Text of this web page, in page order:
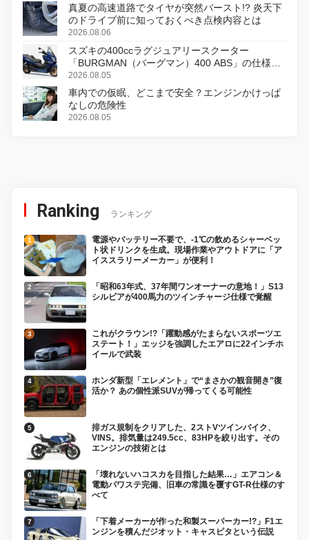
真夏の高速道路でタイヤが突然バースト!? 炎天下
のドライブ前に知っておくべき点検内容とは
2026.08.06
スズキの400ccラグジュアリースクーター
「BURGMAN（バーグマン）400 ABS」の仕様を
変更し、8月18日に発売
2026.08.05
車内での仮眠、どこまで安全？エンジンかけっぱ
なしの危険性
2026.08.05
Ranking ランキング
電源やバッテリー不要で、-1℃の飲めるシャーベッ
ト状ドリンクを生成。現場作業やアウトドアに「ア
イススラリーメーカー」が便利！
「昭和63年式、37年間ワンオーナーの意地！」S13
シルビアが400馬力のツインチャージ仕様で覚醒
これがクラウン!?「躍動感がたまらないスポーツエ
ステート！」エッジを強調したエアロに22インチホ
イールで武装
ホンダ新型「エレメント」で“まさかの観音開き”復
活か？ あの個性派SUVが帰ってくる可能性
排ガス規制をクリアした、2ストVツインバイク、
VINS。排気量は249.5cc、83HPを絞り出す。その
エンジンの技術とは
「壊れないハコスカを目指した結果…」エアコン＆
電動パワステ完備、旧車の常識を覆すGT-R仕様のす
べて
「下着メーカーが作った和製スーパーカー!?」F1エ
ンジンを積んだジオット・キャスピタという伝説